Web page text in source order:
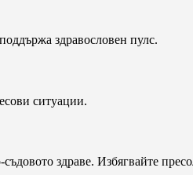
здравословен пулс.
ситуации.
здраве. Избягвайте